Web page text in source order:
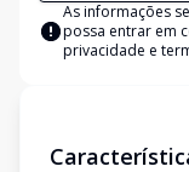
As informações
possa entrar em
privacidade e